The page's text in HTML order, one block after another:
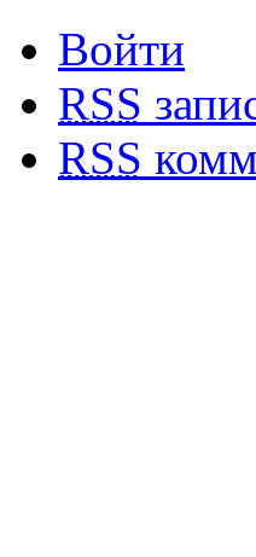
Войти
RSS
RSS